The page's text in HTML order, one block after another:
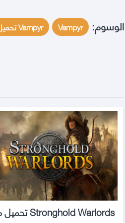
الوسوم: Vampyr Vampyr تحميل مجانا
Stronghold Warlords تحميل مجانا